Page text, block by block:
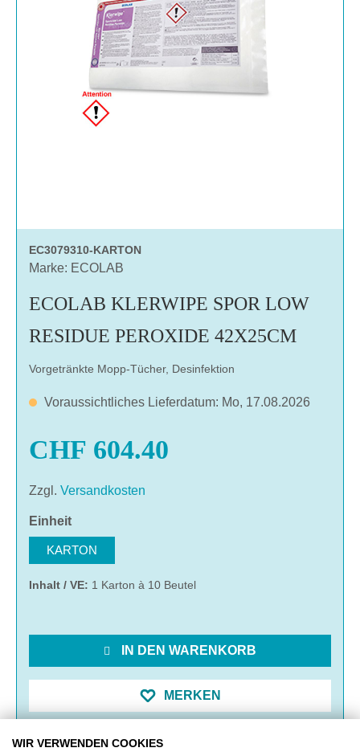
EC3079310-KARTON
Marke: ECOLAB
ECOLAB KLERWIPE SPOR LOW
RESIDUE PEROXIDE 42X25CM
Vorgetränkte Mopp-Tücher, Desinfektion
Voraussichtliches Lieferdatum: Mo, 17.08.2026
CHF 604.40
Zzgl. Versandkosten
Einheitauswählen
KARTON
Inhalt / VE: 1 Karton à 10 Beutel
IN DEN WARENKORB
MERKEN
VERGLEICHEN
WIR VERWENDEN COOKIES